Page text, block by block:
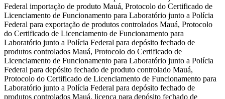
Federal importação de produto Mauá, Protocolo do Certificado de
Licenciamento de Funcionamento para Laboratório junto a Polícia
Federal para exportação de produtos controlados Mauá, Protocolo
do Certificado de Licenciamento de Funcionamento para
Laboratório junto a Polícia Federal para depósito fechado de
produtos controlados Mauá, Protocolo do Certificado de
Licenciamento de Funcionamento para Laboratório junto a Polícia
Federal para depósito fechado de produto controlado Mauá,
Protocolo do Certificado de Licenciamento de Funcionamento para
Laboratório junto a Polícia Federal para depósito fechado de
produtos controlados Mauá, licença para depósito fechado de